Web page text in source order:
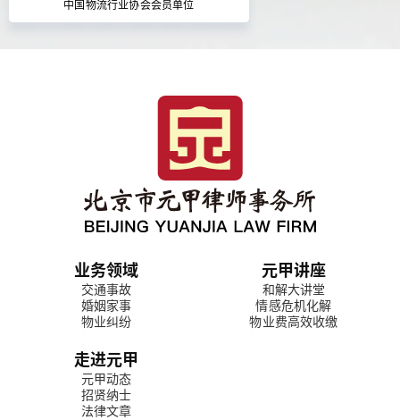
中国物流行业协会会员单位
业务领域
交通事故
婚姻家事
物业纠纷
元甲讲座
和解大讲堂
情感危机化解
物业费高效收缴
走进元甲
元甲动态
招贤纳士
法律文章